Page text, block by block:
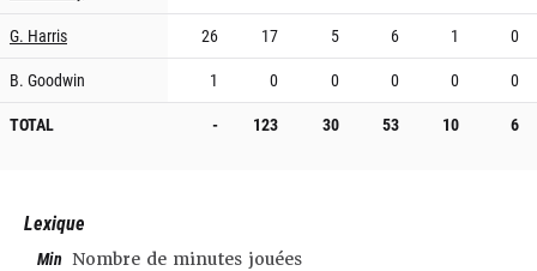
G. Harris
26 17 5 6 1
0
B. Goodwin
1 0 0 0 0
0
TOTAL
- 123 30 53 10 6
Lexique
Min Nombre de minutes jouées